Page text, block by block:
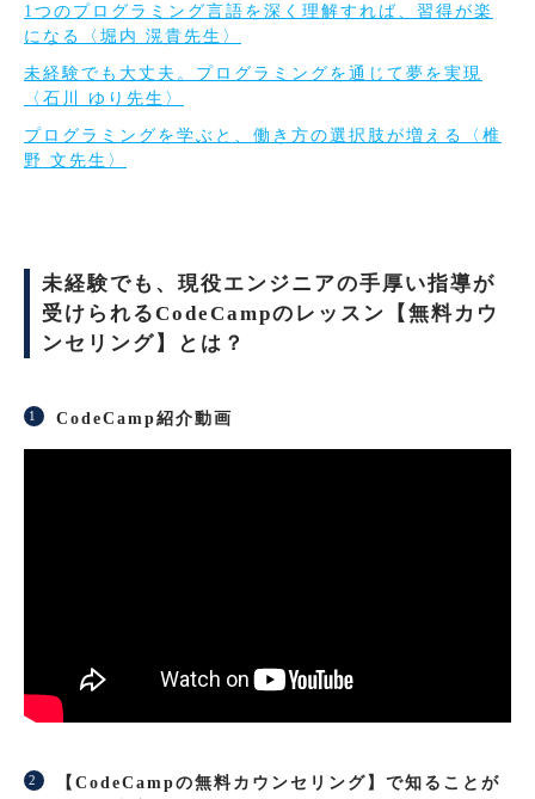
1つのプログラミング言語を深く理解すれば、習得が楽
になる〈堀内 滉貴先生〉
未経験でも大丈夫。プログラミングを通じて夢を実現
〈石川 ゆり先生〉
プログラミングを学ぶと、働き方の選択肢が増える〈椎
野 文先生〉
未経験でも、現役エンジニアの手厚い指導が
受けられるCodeCampのレッスン【無料カウ
ンセリング】とは？
CodeCamp紹介動画
【CodeCampの無料カウンセリング】で知ることが